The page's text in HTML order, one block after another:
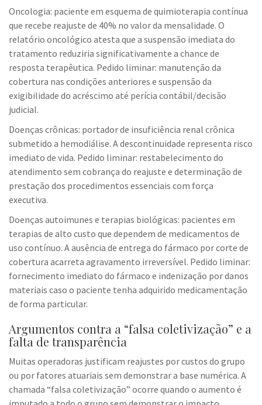
Oncologia: paciente em esquema de quimioterapia contínua
que recebe reajuste de 40% no valor da mensalidade. O
relatório oncológico atesta que a suspensão imediata do
tratamento reduziria significativamente a chance de
resposta terapêutica. Pedido liminar: manutenção da
cobertura nas condições anteriores e suspensão da
exigibilidade do acréscimo até perícia contábil/decisão
judicial.
Doenças crônicas: portador de insuficiência renal crônica
submetido a hemodiálise. A descontinuidade representa risco
imediato de vida. Pedido liminar: restabelecimento do
atendimento sem cobrança do reajuste e determinação de
prestação dos procedimentos essenciais com força
executiva.
Doenças autoimunes e terapias biológicas: pacientes em
terapias de alto custo que dependem de medicamentos de
uso contínuo. A ausência de entrega do fármaco por corte de
cobertura acarreta agravamento irreversível. Pedido liminar:
fornecimento imediato do fármaco e indenização por danos
materiais caso o paciente tenha adquirido medicamentação
de forma particular.
Argumentos contra a “falsa coletivização” e a
falta de transparência
Muitas operadoras justificam reajustes por custos do grupo
ou por fatores atuariais sem demonstrar a base numérica. A
chamada “falsa coletivização” ocorre quando o aumento é